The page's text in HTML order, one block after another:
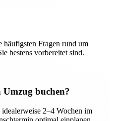
Fragen rund um
bestens vorbereitet sind.
buchen?
2–4 Wochen im